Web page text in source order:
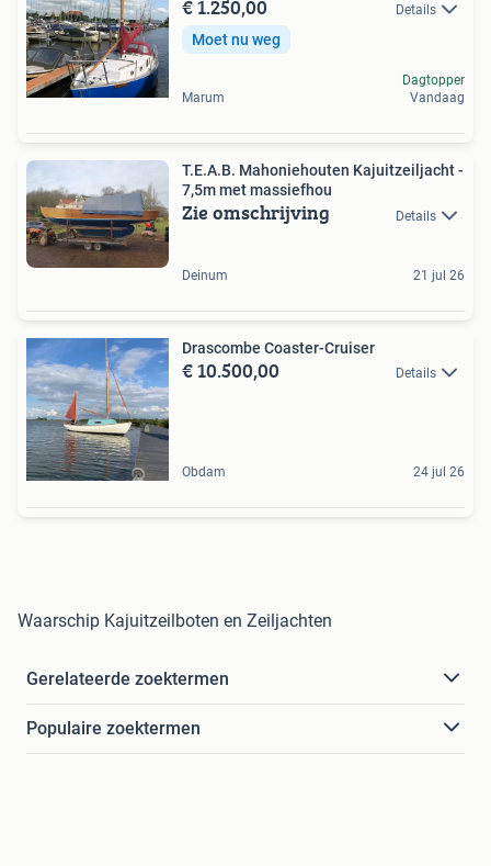
€ 1.250,00 Details
Moet nu weg
Marum
Dagtopper
Vandaag
T.E.A.B. Mahoniehouten Kajuitzeiljacht -
7,5m met massiefhou
Zie omschrijving Details
Deinum 21 jul 26
Drascombe Coaster-Cruiser
€ 10.500,00 Details
Obdam 24 jul 26
Waarschip Kajuitzeilboten en Zeiljachten
Gerelateerde zoektermen
Populaire zoektermen